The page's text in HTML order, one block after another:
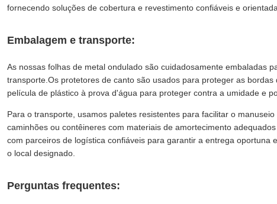
fornecendo soluções de cobertura e revestimento confiáveis e
Embalagem e transporte:
As nossas folhas de metal ondulado são cuidadosamente embaladas
transporte.Os protetores de canto são usados para proteger as
película de plástico à prova d'água para proteger contra a umidade e
Para o transporte, usamos paletes resistentes para facilitar o
caminhões ou contêineres com materiais de amortecimento
com parceiros de logística confiáveis para garantir a entrega oportuna
o local designado.
Perguntas frequentes: